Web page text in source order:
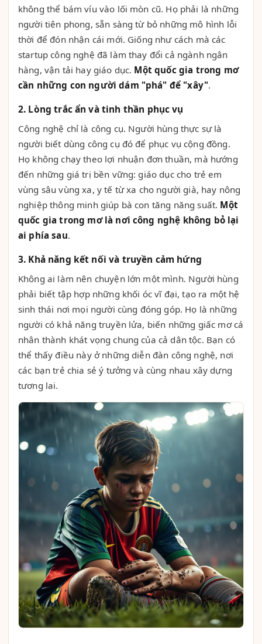
không thể bám víu vào lối mòn cũ. Họ phải là những
người tiên phong, sẵn sàng từ bỏ những mô hình lỗi
thời để đón nhận cái mới. Giống như cách mà các
startup công nghệ đã làm thay đổi cả ngành ngân
hàng, vận tải hay giáo dục. Một quốc gia trong mơ
cần những con người dám "phá" để "xây".
2. Lòng trắc ẩn và tinh thần phục vụ
Công nghệ chỉ là công cụ. Người hùng thực sự là
người biết dùng công cụ đó để phục vụ cộng đồng.
Họ không chạy theo lợi nhuận đơn thuần, mà hướng
đến những giá trị bền vững: giáo dục cho trẻ em
vùng sâu vùng xa, y tế từ xa cho người già, hay nông
nghiệp thông minh giúp bà con tăng năng suất. Một
quốc gia trong mơ là nơi công nghệ không bỏ lại
ai phía sau.
3. Khả năng kết nối và truyền cảm hứng
Không ai làm nên chuyện lớn một mình. Người hùng
phải biết tập hợp những khối óc vĩ đại, tạo ra một hệ
sinh thái nơi mọi người cùng đóng góp. Họ là những
người có khả năng truyền lửa, biến những giấc mơ cá
nhân thành khát vọng chung của cả dân tộc. Bạn có
thể thấy điều này ở những diễn đàn công nghệ, nơi
các bạn trẻ chia sẻ ý tưởng và cùng nhau xây dựng
tương lai.